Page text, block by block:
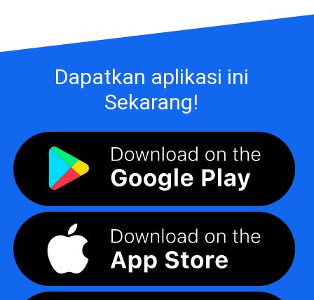
Dapatkan aplikasi ini
Sekarang!